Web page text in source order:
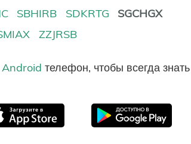
SBHIRB SDKRTG
SGCHGX
ZZJRSB
Android телефон, чтобы всегда